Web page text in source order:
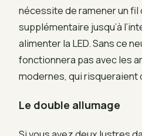
nécessite de ramener un fil
supplémentaire jusqu’à
alimenter la LED. Sans ce
fonctionnera pas avec les
modernes, qui risqueraient
Le double allumage